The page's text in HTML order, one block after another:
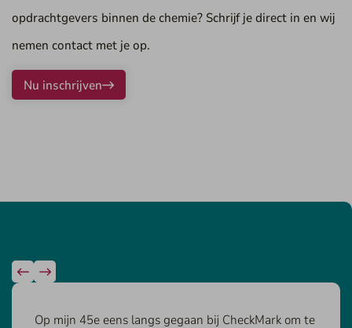
opdrachtgevers binnen de chemie? Schrijf je direct in en wij
nemen contact met je op.
Nu inschrijven
Op mijn 45e eens langs gegaan bij CheckMark om te